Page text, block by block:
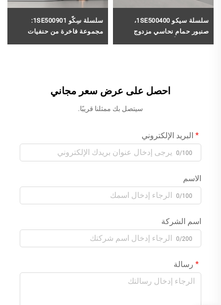
سلسلة سيكو 1SE500400،
صنبور حمام نحاسي مزدوج
سلسلة سِكّو 1SE500901:
مجموعة فاخرة من حنفيات
احصل على عرض سعر مجاني
سيتصل بك ممثلنا قريبًا.
البريد الإلكتروني
0/100
الاسم
0/100
اسم الشركة
0/200
رسالة